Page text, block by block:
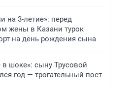
на 3-летие»: перед
жены в Казани турок
на день рождения сына
в шоке»: сыну Трусовой
год — трогательный пост